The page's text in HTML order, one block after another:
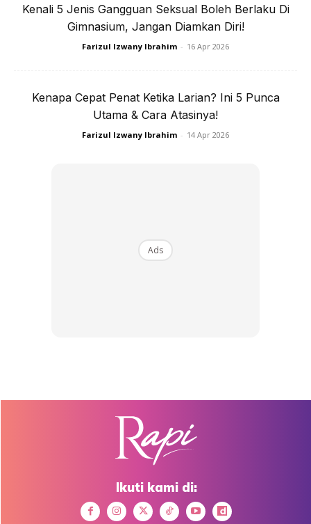
Bukan hanya fikirannya, dia juga ingin menenangkan jiwa
sepanjang hidupnya dalam dunia muzik. Itu untuk membuat
Kenali 5 Jenis Gangguan Seksual Boleh Berlaku Di
Gimnasium, Jangan Diamkan Diri!
Farizul Izwany Ibrahim - 16 Apr 2026
Kenapa Cepat Penat Ketika Larian? Ini 5 Punca
Utama & Cara Atasinya!
Farizul Izwany Ibrahim - 14 Apr 2026
Ads
Ikuti kami di: